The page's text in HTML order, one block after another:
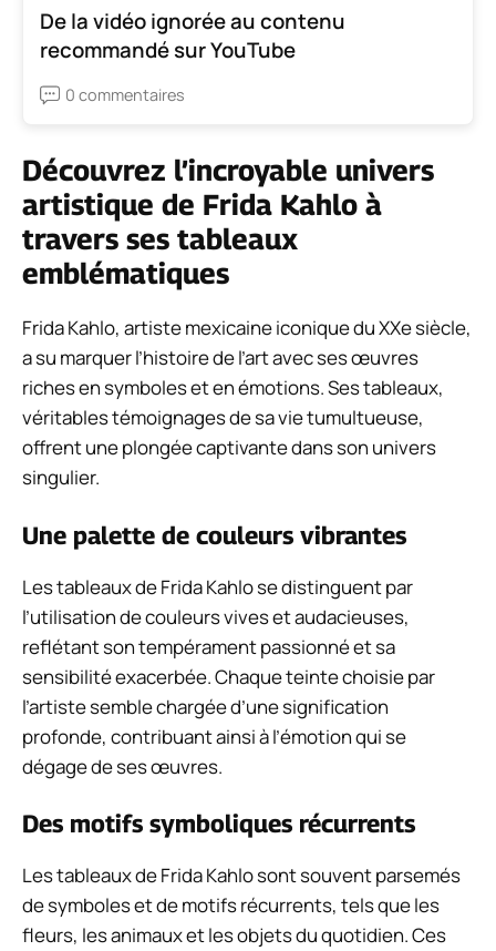
De la vidéo ignorée au contenu
recommandé sur YouTube
0 commentaires
Découvrez l’incroyable univers
artistique de Frida Kahlo à
travers ses tableaux
emblématiques
Frida Kahlo, artiste mexicaine iconique du XXe siècle,
a su marquer l’histoire de l’art avec ses œuvres
riches en symboles et en émotions. Ses tableaux,
véritables témoignages de sa vie tumultueuse,
offrent une plongée captivante dans son univers
singulier.
Une palette de couleurs vibrantes
Les tableaux de Frida Kahlo se distinguent par
l’utilisation de couleurs vives et audacieuses,
reflétant son tempérament passionné et sa
sensibilité exacerbée. Chaque teinte choisie par
l’artiste semble chargée d’une signification
profonde, contribuant ainsi à l’émotion qui se
dégage de ses œuvres.
Des motifs symboliques récurrents
Les tableaux de Frida Kahlo sont souvent parsemés
de symboles et de motifs récurrents, tels que les
fleurs, les animaux et les objets du quotidien. Ces